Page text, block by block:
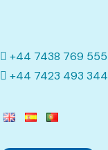
+44 7438 769 555
+44 7423 493 344